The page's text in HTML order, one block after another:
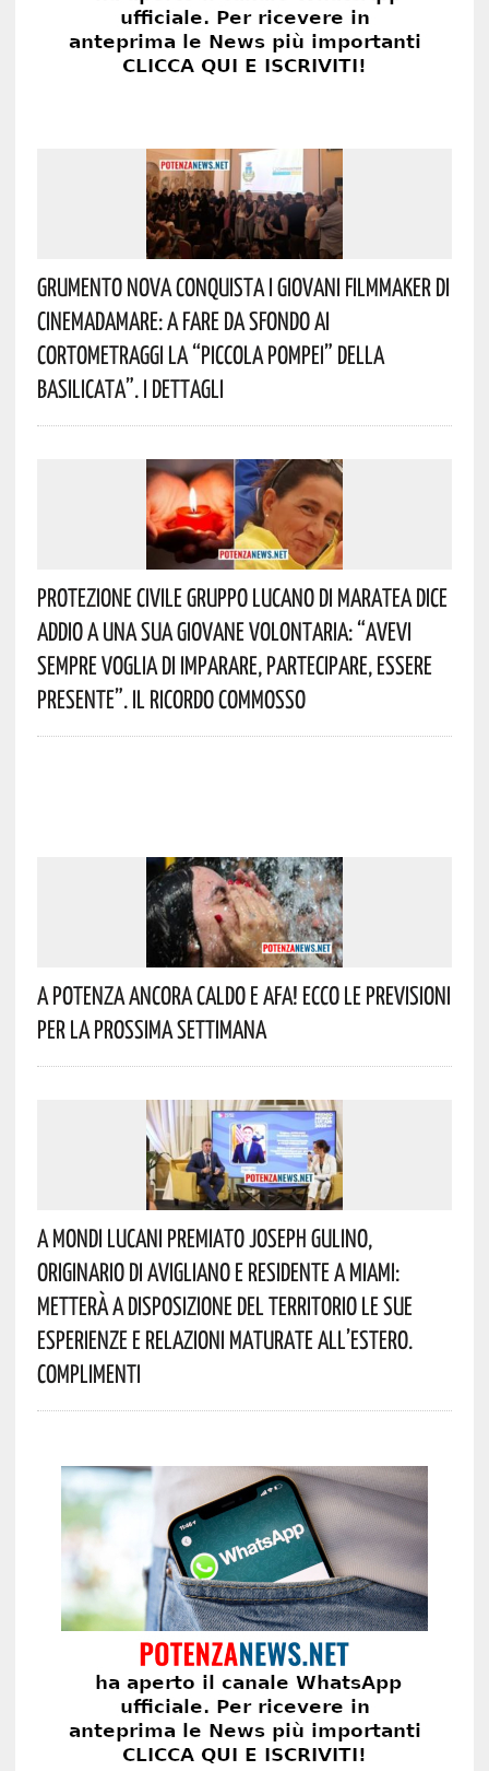
Grumento Nova Conquista I Giovani Filmmaker Di
Cinemadamare: A Fare Da Sfondo Ai
Cortometraggi La “Piccola Pompei” Della
Basilicata”. I Dettagli
Protezione Civile Gruppo Lucano Di Maratea Dice
Addio A Una Sua Giovane Volontaria: “avevi
Sempre Voglia Di Imparare, Partecipare, Essere
Presente”. Il Ricordo Commosso
A Potenza Ancora Caldo E Afa! Ecco Le Previsioni
Per La Prossima Settimana
A Mondi Lucani Premiato Joseph Gulino,
Originario Di Avigliano E Residente A Miami:
Metterà A Disposizione Del Territorio Le Sue
Esperienze E Relazioni Maturate All’estero.
Complimenti